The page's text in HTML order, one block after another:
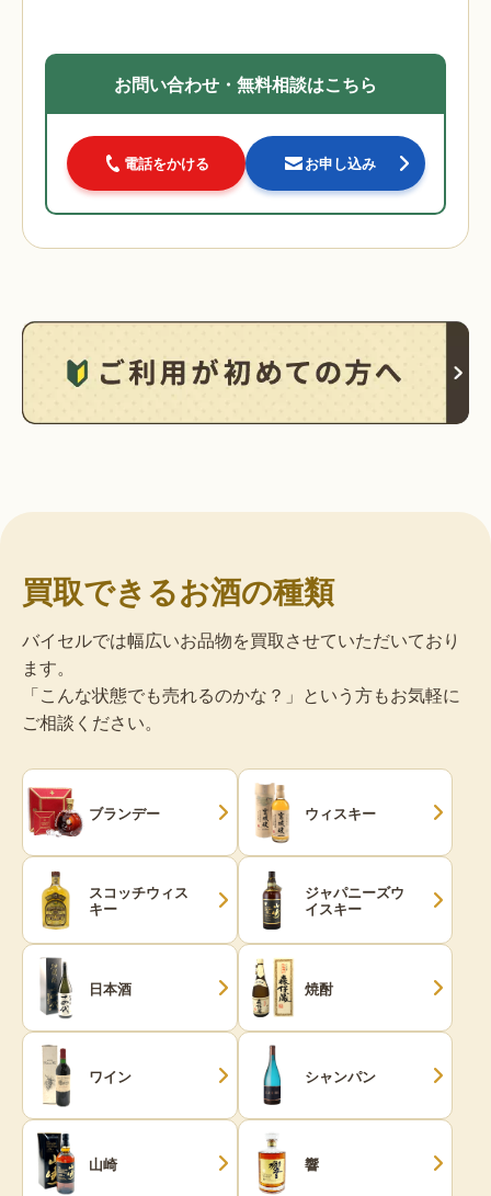
お問い合わせ・無料相談はこちら
電話をかける お申し込み
買取できるお酒の種類
バイセルでは幅広いお品物を買取させていただいており
ます。
「こんな状態でも売れるのかな？」という方もお気軽に
ご相談ください。
ブランデー ウィスキー
スコッチウィス
キー
ジャパニーズウ
イスキー
日本酒 焼酎
ワイン シャンパン
山崎 響